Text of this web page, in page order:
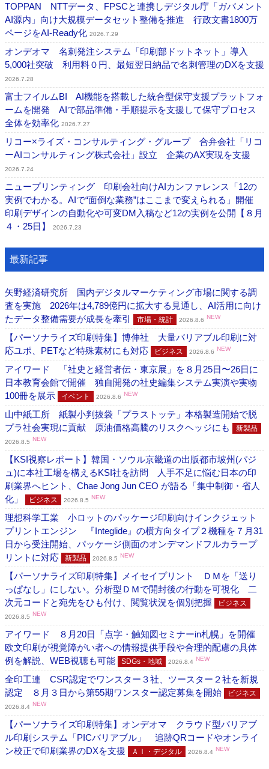
TOPPAN NTTデータ、FPSCと連携しデジタル庁「ガバメント
AI源内」向け大規模データセット整備を推進 行政文書1800万
ページをAI-Ready化 2026.7.29
オンデオマ 名刺発注システム「印刷部ドットネット」導入
5,000社突破 利用料０円、最短翌日納品で名刺管理のDXを支援
2026.7.28
富士フイルムBI AI機能を搭載した統合型保守支援プラットフォ
ームを開発 AIで部品準備・手順提示を支援して保守プロセス
全体を効率化 2026.7.27
リコー×ライズ・コンサルティング・グループ 合弁会社「リコ
ーAIコンサルティング株式会社」設立 企業のAX実現を支援
2026.7.24
ニュープリンティング 印刷会社向けAIカンファレンス「12の
実例でわかる。AIで“面倒な業務”はここまで変えられる」開催
印刷デザインの自動化や可変DM入稿など12の実例を公開【８月
４・25日】
2026.7.23
最新記事
矢野経済研究所 国内デジタルマーケティング市場に関する調
査を実施 2026年は4,789億円に拡大する見通し、AI活用に向け
たデータ整備需要が成長を牽引
市場・統計 2026.8.6 NEW
【パーソナライズ印刷特集】博伸社 大量バリアブル印刷に対
応ユポ、PETなど特殊素材にも対応
ビジネス 2026.8.6 NEW
アイワード 「社史と経営者伝・東京展」を８月25日〜26日に
日本教育会館で開催 独自開発の社史編集システム実演や実物
100冊を展示
イベント 2026.8.6 NEW
山中紙工所 紙製小判抜袋「プラストッテ」本格製造開始で脱
プラ社会実現に貢献 原油価格高騰のリスクヘッジにも
新製品
2026.8.5 NEW
【KSI視察レポート】韓国・ソウル京畿道の出版都市坡州(パジ
ュ)に本社工場を構えるKSI社を訪問 人手不足に悩む日本の印
刷業界へヒント、Chae Jong Jun CEO が語る「集中制御・省人
化」
ビジネス 2026.8.5 NEW
理想科学工業 小ロットのパッケージ印刷向けインクジェット
プリントエンジン 『Integlide』の横方向タイプ２機種を７月31
日から受注開始、パッケージ側面のオンデマンドフルカラープ
リントに対応
新製品 2026.8.5 NEW
【パーソナライズ印刷特集】メイセイプリント ＤＭを「送り
っぱなし」にしない。分析型ＤＭで開封後の行動を可視化 二
次元コードと宛先をひも付け、閲覧状況を個別把握
ビジネス
2026.8.5 NEW
アイワード ８月20日「点字・触知図セミナーin札幌」を開催
欧文印刷が視覚障がい者への情報提供手段や合理的配慮の具体
例を解説、WEB視聴も可能
SDGs・地域 2026.8.4 NEW
全印工連 CSR認定でワンスター３社、ツースター２社を新規
認定 ８月３日から第55期ワンスター認定募集を開始
ビジネス
2026.8.4 NEW
【パーソナライズ印刷特集】オンデオマ クラウド型バリアブ
ル印刷システム「PICバリアブル」 追跡QRコードやオンライ
ン校正で印刷業界のDXを支援
ＡＩ・デジタル 2026.8.4 NEW